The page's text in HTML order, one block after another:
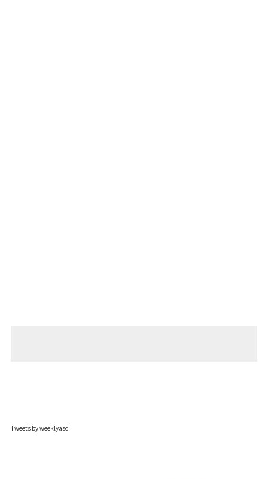
Tweets by weeklyascii